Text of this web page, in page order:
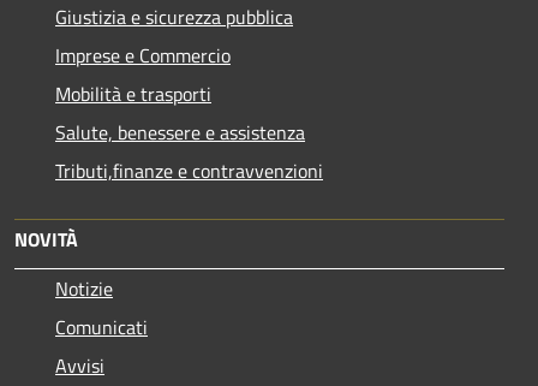
Giustizia e sicurezza pubblica
Imprese e Commercio
Mobilità e trasporti
Salute, benessere e assistenza
Tributi,finanze e contravvenzioni
NOVITÀ
Notizie
Comunicati
Avvisi